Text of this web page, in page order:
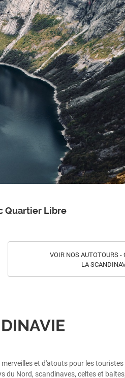
Quartier Libre
VOIR NOS AUTOTOURS -
LA
et d'atouts pour les
du Nord, scandinaves, celtes et